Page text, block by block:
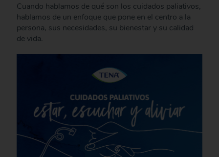
Cuando hablamos de qué son los cuidados paliativos,
hablamos de un enfoque que pone en el centro a la
persona, sus necesidades, su bienestar y su calidad
de vida.